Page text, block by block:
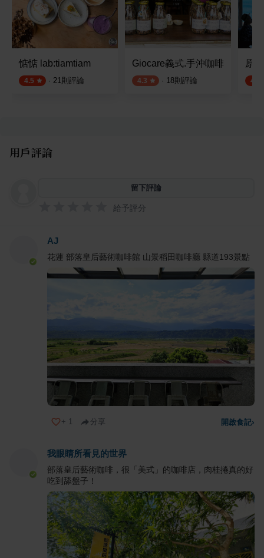
惦惦 lab:tiamtiam
4.5 · 21則評論
Giocare義式.手沖咖啡
4.3 · 18則評論
原
4.4
用戶評論
留下評論
給予評分
AJ
花蓮 部落皇后藝術咖啡館 山景稻田咖啡廳 縣道193景點
+ 1 分享 開啟食記›
我眼睛所看見的世界
部落皇后藝術咖啡，很「美式」的咖啡店，肉桂捲真的好
吃到舔盤子！